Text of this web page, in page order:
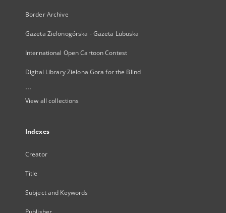
Border Archive
Gazeta Zielonogórska - Gazeta Lubuska
International Open Cartoon Contest
Digital Library Zielona Gora for the Blind
...
View all collections
Indexes
Creator
Title
Subject and Keywords